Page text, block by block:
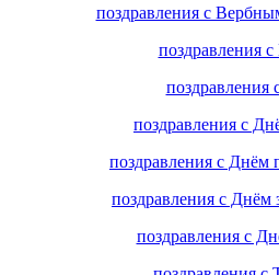
поздравления с
поздравления
поздравления
поздравления с
поздравления с Днём
поздравления с Днём
поздравления с